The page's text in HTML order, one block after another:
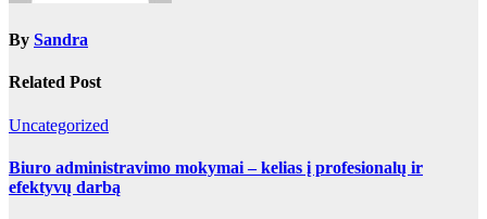
By Sandra
Related Post
Uncategorized
Biuro administravimo mokymai – kelias į profesionalų ir
efektyvų darbą